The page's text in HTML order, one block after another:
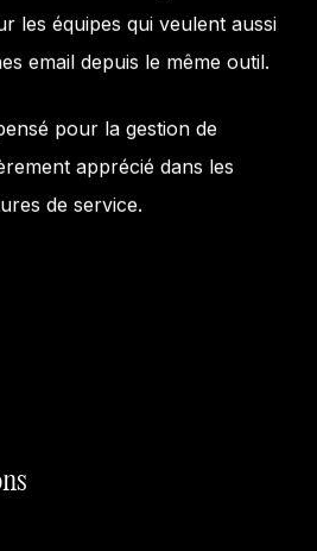
les équipes qui veulent aussi
email depuis le même outil.
pour la gestion de
apprécié dans les
de service.